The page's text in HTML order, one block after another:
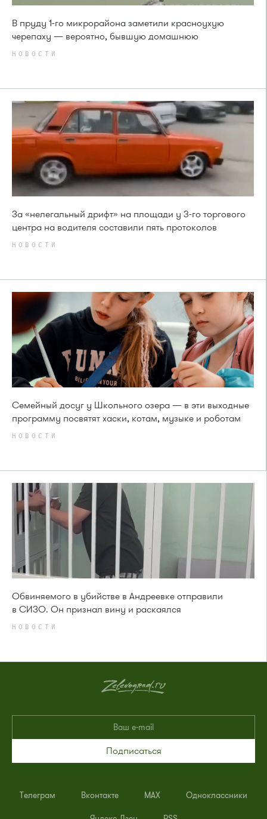
В пруду 1-го микрорайона заметили красноухую
черепаху — вероятно, бывшую домашнюю
НОВОСТИ
За «нелегальный дрифт» на площади у 3-го торгового
центра на водителя составили пять протоколов
НОВОСТИ
Семейный досуг у Школьного озера — в эти выходные
программу посвятят хаски, котам, музыке и роботам
НОВОСТИ
Обвиняемого в убийстве в Андреевке отправили
в СИЗО. Он признал вину и раскаялся
НОВОСТИ
Подписаться
Телеграм Вконтакте MAX Одноклассники